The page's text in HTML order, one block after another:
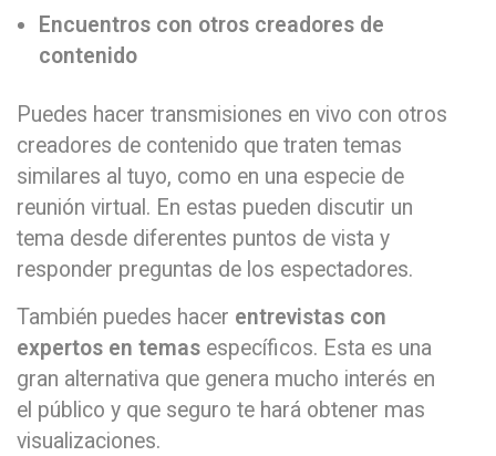
Encuentros con otros creadores de
contenido
Puedes hacer transmisiones en vivo con otros
creadores de contenido que traten temas
similares al tuyo, como en una especie de
reunión virtual. En estas pueden discutir un
tema desde diferentes puntos de vista y
responder preguntas de los espectadores.
También puedes hacer entrevistas con
expertos en temas específicos. Esta es una
gran alternativa que genera mucho interés en
el público y que seguro te hará obtener mas
visualizaciones.